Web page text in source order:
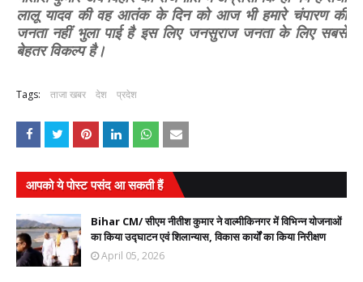
लालू यादव की वह आतंक के दिन को आज भी हमारे चंपारण की
जनता नहीं भुला पाई है इस लिए जनसुराज जनता के लिए सबसे
बेहतर विकल्प है।
Tags: ताजा खबर देश प्रदेश
आपको ये पोस्ट पसंद आ सकती हैं
Bihar CM/ सीएम नीतीश कुमार ने वाल्मीकिनगर में विभिन्न योजनाओं
का किया उद्घाटन एवं शिलान्यास, विकास कार्यों का किया निरीक्षण
April 05, 2026